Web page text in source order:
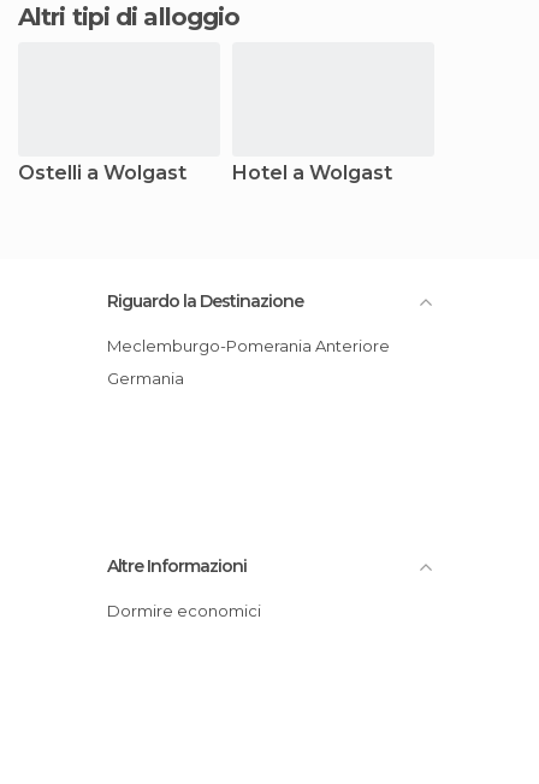
Altri tipi di alloggio
Ostelli a Wolgast Hotel a Wolgast
Riguardo la Destinazione
Meclemburgo-Pomerania Anteriore
Germania
Altre Informazioni
Dormire economici